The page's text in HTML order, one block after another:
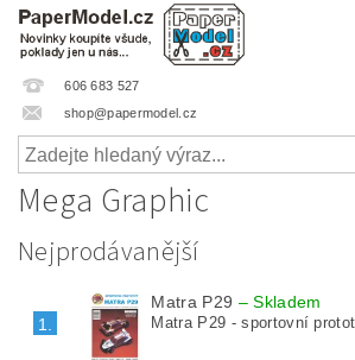
606 683 527
shop@papermodel.cz
Mega Graphic
Nejprodávanější
1.
Matra P29 –Skladem
Matra P29 - sportovní